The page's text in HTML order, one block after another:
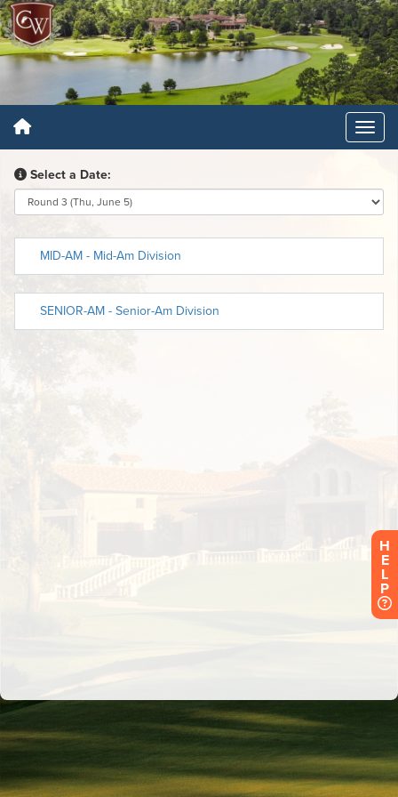
H
E
L
P